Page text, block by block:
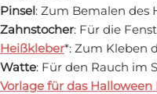
Pinsel: Zum Bemalen des
Zahnstocher: Für die
Heißkleber*: Zum Kleben
Watte: Für den Rauch im
Vorlage für das Halloween